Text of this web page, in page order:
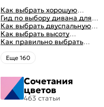
Как выбрать хорошую
кровать для сна
Гид по выбору дивана для
сна
Как выбрать двуспальную
кровать и матрас
правильно: советы и фото в
интерьере
Как выбрать высоту
матраса
Как правильно выбрать
ортопедический матрас
Eще 160
Сочетания
цветов
463 статьи